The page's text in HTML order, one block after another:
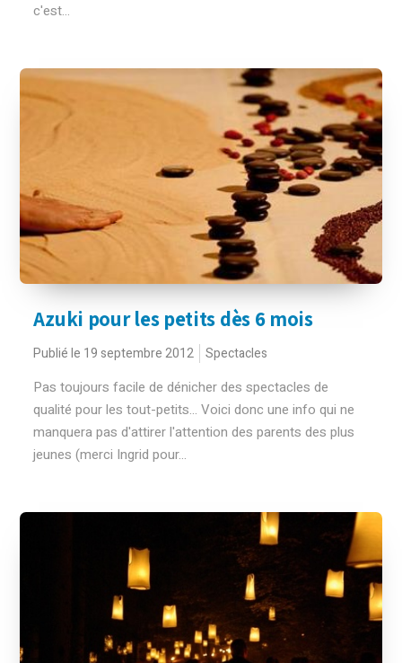
c'est...
Azuki pour les petits dès 6 mois
Publié le 19 septembre 2012 Spectacles
Pas toujours facile de dénicher des spectacles de
qualité pour les tout-petits... Voici donc une info qui ne
manquera pas d'attirer l'attention des parents des plus
jeunes (merci Ingrid pour...